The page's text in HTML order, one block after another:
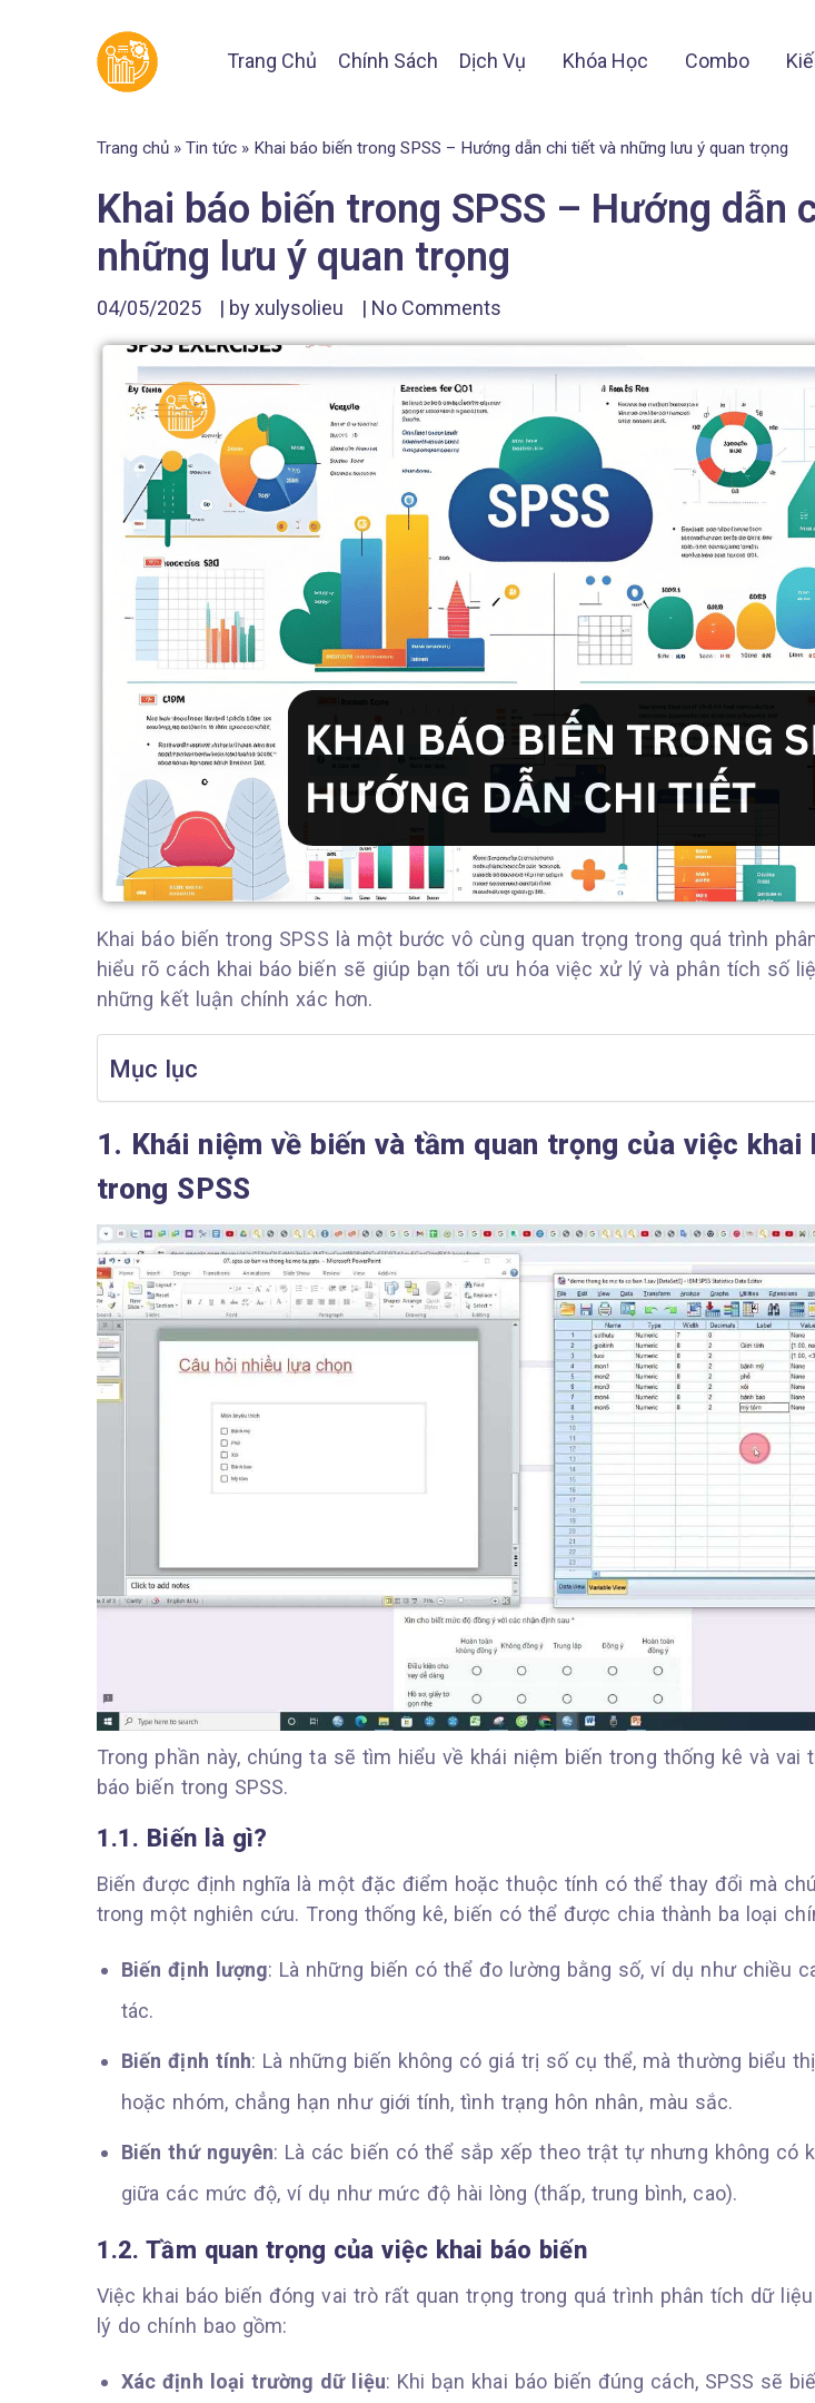
Trang Chủ Chính Sách Dịch Vụ Khóa Học Combo
Trang chủ » Tin tức » Khai báo biến trong SPSS – Hướng dẫn chi tiết và những lưu ý quan trọng
Khai báo biến trong SPSS – Hướng dẫn
những lưu ý quan trọng
04/05/2025 | byxulysolieu | No Comments
Khai báo biến trong SPSS là một bước vô cùng quan trọng trong quá trình
hiểu rõ cách khai báo biến sẽ giúp bạn tối ưu hóa việc xử lý và phân tích số
những kết luận chính xác hơn.
Mục lục
1. Khái niệm về biến và tầm quan trọng của việc khai
trong SPSS
Trong phần này, chúng ta sẽ tìm hiểu về khái niệm biến trong thống kê và vai
báo biến trong SPSS.
1.1. Biến là gì?
Biến được định nghĩa là một đặc điểm hoặc thuộc tính có thể thay đổi mà
trong một nghiên cứu. Trong thống kê, biến có thể được chia thành ba loại
Biến định lượng: Là những biến có thể đo lường bằng số, ví dụ như chiều
tác.
Biến định tính: Là những biến không có giá trị số cụ thể, mà thường biểu
hoặc nhóm, chẳng hạn như giới tính, tình trạng hôn nhân, màu sắc.
Biến thứ nguyên: Là các biến có thể sắp xếp theo trật tự nhưng không có
giữa các mức độ, ví dụ như mức độ hài lòng (thấp, trung bình, cao).
1.2. Tầm quan trọng của việc khai báo biến
Việc khai báo biến đóng vai trò rất quan trọng trong quá trình phân tích dữ
lý do chính bao gồm:
Xác định loại trường dữ liệu: Khi bạn khai báo biến đúng cách, SPSS sẽ